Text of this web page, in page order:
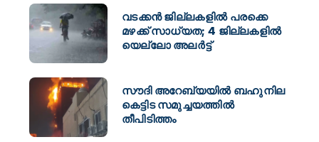
വടക്കൻ ജില്ലകളിൽ പരക്കെ
മഴക്ക് സാധ്യത; 4 ജില്ലകളിൽ
യെല്ലോ അലർട്ട്
സൗദി അറേബ്യയിൽ ബഹുനില
കെട്ടിട സമുച്ചയത്തിൽ
തീപിടിത്തം